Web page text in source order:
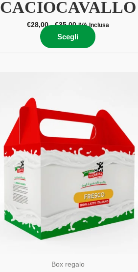
CACIOCAVALLO
€28,00 - €35,00 IVA Inclusa
Scegli
Box regalo